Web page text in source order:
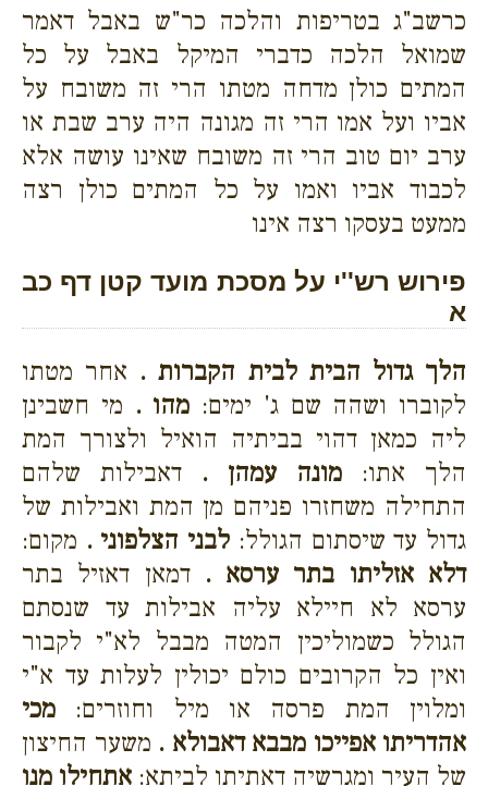
כרשב"ג בטריפות והלכה כר"ש באבל דאמר
שמואל הלכה כדברי המיקל באבל על כל
המתים כולן מדחה מטתו הרי זה משובח על
אביו ועל אמו הרי זה מגונה היה ערב שבת או
ערב יום טוב הרי זה משובח שאינו עושה אלא
לכבוד אביו ואמו על כל המתים כולן רצה
ממעט בעסקו רצה אינו
פירוש רש''י על מסכת מועד קטן דף כב
א
הלך גדול הבית לבית הקברות . אחר מטתו
לקוברו ושהה שם ג' ימים: מהו . מי חשבינן
ליה כמאן דהוי בביתיה הואיל ולצורך המת
הלך אתו: מונה עמהן . דאבילות שלהם
התחילה משחזרו פניהם מן המת ואבילות של
גדול עד שיסתום הגולל: לבני הצלפוני . מקום:
דלא אזליתו בתר ערסא . דמאן דאזיל בתר
ערסא לא חיילא עליה אבילות עד שנסתם
הגולל כשמוליכין המטה מבבל לא"י לקבור
ואין כל הקרובים כולם יכולין לעלות עד א"י
ומלוין המת פרסה או מיל וחוזרים: מכי
אהדריתו אפייכו מבבא דאבולא . משער החיצון
של העיר ומגרשיה דאתיתו לביתא: אתחילו מנו